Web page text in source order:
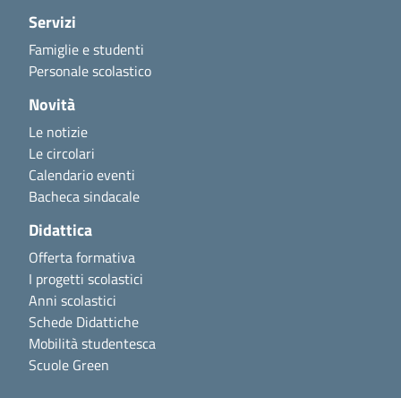
Servizi
Famiglie e studenti
Personale scolastico
Novità
Le notizie
Le circolari
Calendario eventi
Bacheca sindacale
Didattica
Offerta formativa
I progetti scolastici
Anni scolastici
Schede Didattiche
Mobilità studentesca
Scuole Green